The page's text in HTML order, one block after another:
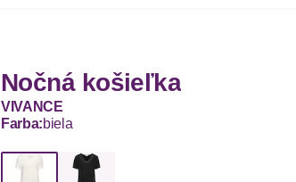
Nočná košieľka
VIVANCE
Farba:biela